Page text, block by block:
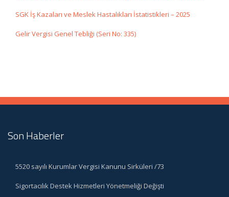
SGK İş Kazaları ve Meslek Hastalıkları İstatistikleri – 2025
Gelir Vergisi Genel Tebliği (Seri No: 335)
Son Haberler
5520 sayılı Kurumlar Vergisi Kanunu Sirküleri /73
Sigortacılık Destek Hizmetleri Yönetmeliği Değişti